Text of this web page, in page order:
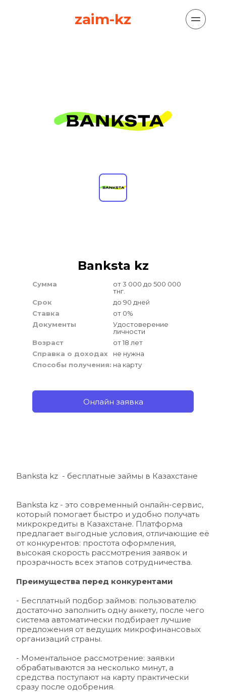
zaim-kz
Banksta kz
Сумма
от 3 000 до 500 000
тнг.
Срок
до 90 дней
Ставка
от 0%
Документы
Удостоверение
личности
Возраст
от 18 лет
Справка о доходах
не нужна
Способы получения: на карту
Онлайн заявка
Banksta kz  - бесплатные займы в Казахстане
Banksta kz - это современный онлайн-сервис,
который помогает быстро и удобно получать
микрокредиты в Казахстане. Платформа
предлагает выгодные условия, отличающие её
от конкурентов: простота оформления,
высокая скорость рассмотрения заявок и
прозрачность всех этапов сотрудничества.
Преимущества перед конкурентами
- Бесплатный подбор займов: пользователю
достаточно заполнить одну анкету, после чего
система автоматически подбирает лучшие
предложения от ведущих микрофинансовых
организаций страны.
- Моментальное рассмотрение: заявки
обрабатываются за несколько минут, а
средства поступают на карту практически
сразу после одобрения.